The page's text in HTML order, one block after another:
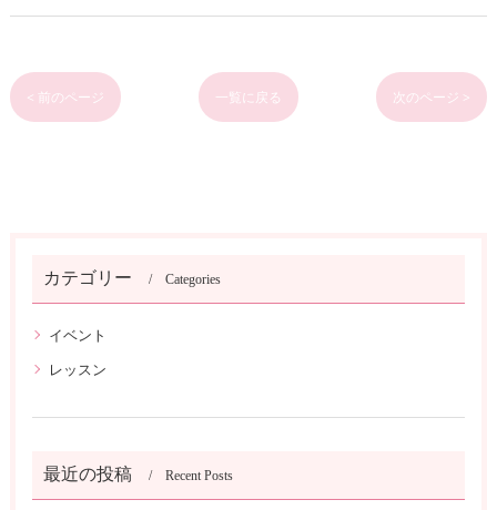
< 前のページ 一覧に戻る 次のページ >
カテゴリー Categories
イベント
レッスン
最近の投稿 Recent Posts